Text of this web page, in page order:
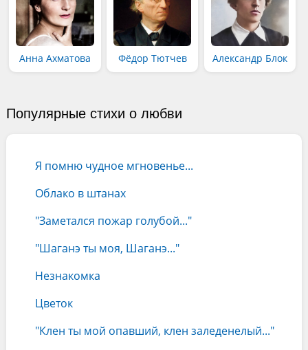
Анна Ахматова Фёдор Тютчев Александр Блок
Популярные стихи о любви
Я помню чудное мгновенье...
Облако в штанах
"Заметался пожар голубой..."
"Шаганэ ты моя, Шаганэ..."
Незнакомка
Цветок
"Клен ты мой опавший, клен заледенелый..."